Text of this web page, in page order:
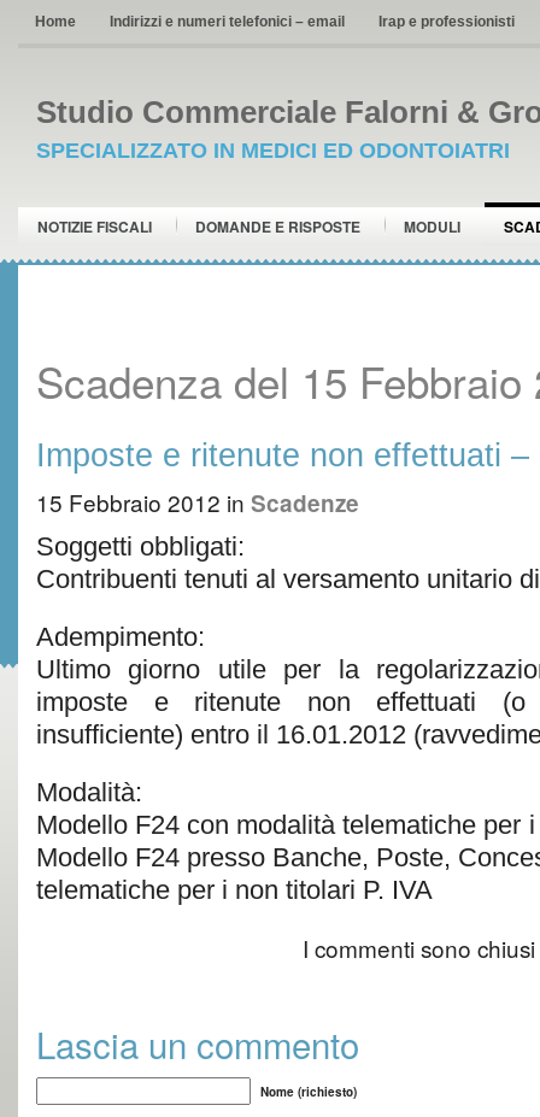
Home Indirizzi e numeri telefonici – email Irap e professionisti
Studio Commerciale Falorni &
SPECIALIZZATO IN MEDICI ED ODONTOIATRI
NOTIZIE FISCALI DOMANDE E RISPOSTE MODULI
Scadenza del 15 Febbraio
Imposte e ritenute non effettuati
15 Febbraio 2012 in Scadenze
Soggetti obbligati:
Contribuenti tenuti al versamento unitario
Adempimento:
Ultimo giorno utile per la
imposte e ritenute non effettuati (o
insufficiente) entro il 16.01.2012
Modalità:
Modello F24 con modalità telematiche per
Modello F24 presso Banche, Poste,
telematiche per i non titolari P. IVA
I commenti sono chiusi
Lascia un commento
Nome (richiesto)